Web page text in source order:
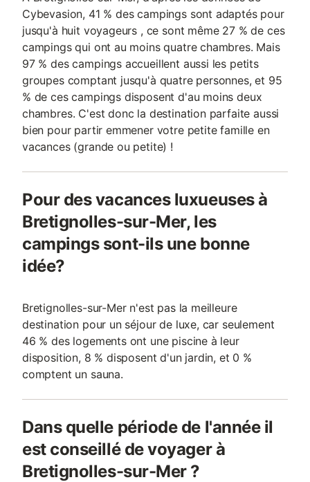
Cybevasion, 41 % des campings sont adaptés pour
jusqu'à huit voyageurs , ce sont même 27 % de ces
campings qui ont au moins quatre chambres. Mais
97 % des campings accueillent aussi les petits
groupes comptant jusqu'à quatre personnes, et 95
% de ces campings disposent d'au moins deux
chambres. C'est donc la destination parfaite aussi
bien pour partir emmener votre petite famille en
vacances (grande ou petite) !
Pour des vacances luxueuses à
Bretignolles-sur-Mer, les
campings sont-ils une bonne
idée?
Bretignolles-sur-Mer n'est pas la meilleure
destination pour un séjour de luxe, car seulement
46 % des logements ont une piscine à leur
disposition, 8 % disposent d'un jardin, et 0 %
comptent un sauna.
Dans quelle période de l'année il
est conseillé de voyager à
Bretignolles-sur-Mer ?